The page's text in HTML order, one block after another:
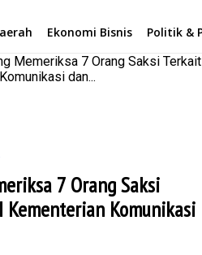
Ekonomi Bisnis
Politik &
Memeriksa 7 Orang Saksi Terkait
dan...
7 Orang Saksi
Kementerian Komunikasi